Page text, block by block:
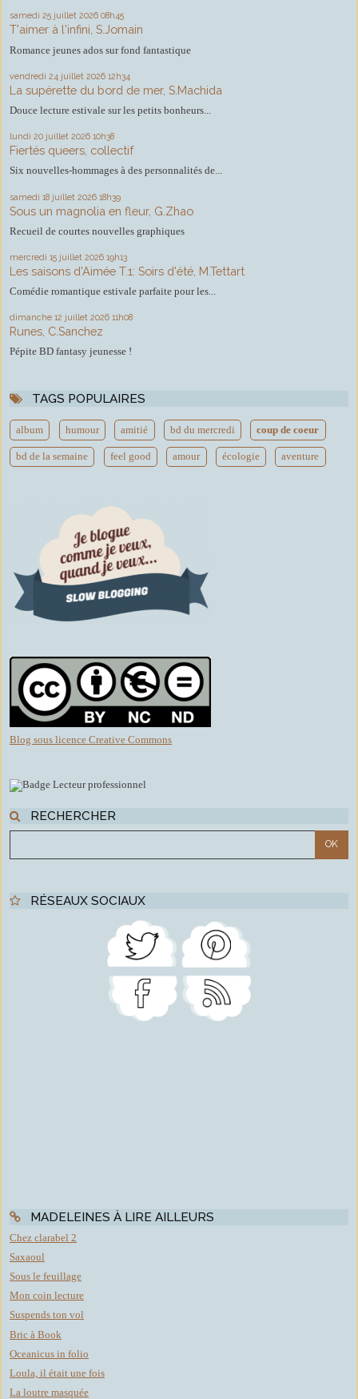
samedi 25 juillet 2026 08h45
T'aimer à l'infini, S.Jomain
Romance jeunes ados sur fond fantastique
vendredi 24 juillet 2026 12h34
La supérette du bord de mer, S.Machida
Douce lecture estivale sur les petits bonheurs...
lundi 20 juillet 2026 10h38
Fiertés queers, collectif
Six nouvelles-hommages à des personnalités de...
samedi 18 juillet 2026 18h39
Sous un magnolia en fleur, G.Zhao
Recueil de courtes nouvelles graphiques
mercredi 15 juillet 2026 19h13
Les saisons d'Aimée T.1: Soirs d'été, M.Tettart
Comédie romantique estivale parfaite pour les...
dimanche 12 juillet 2026 11h08
Runes, C.Sanchez
Pépite BD fantasy jeunesse !
TAGS POPULAIRES
album humour amitié bd du mercredi coup de coeur
bd de la semaine feel good amour écologie aventure
Blog sous licence Creative Commons
RECHERCHER
RÉSEAUX SOCIAUX
MADELEINES À LIRE AILLEURS
Chez clarabel 2
Saxaoul
Sous le feuillage
Mon coin lecture
Suspends ton vol
Bric à Book
Oceanicus in folio
Loula, il était une fois
La loutre masquée